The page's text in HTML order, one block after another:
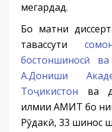
мегардад.
Бо матни
тавассути
бостоншиносӣ
А.Дониши
Тоҷикистон ва
илмии АМИТ бо
Рӯдакӣ, 33 шинос